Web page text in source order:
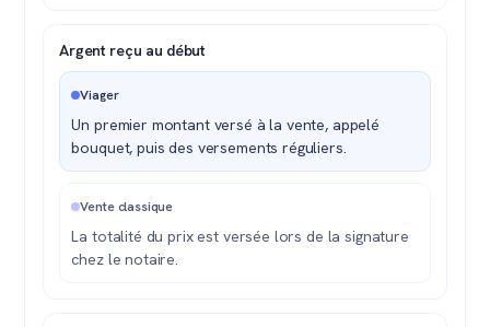
Argent reçu au début
Viager
Un premier montant versé à la vente, appelé
bouquet, puis des versements réguliers.
Vente classique
La totalité du prix est versée lors de la signature
chez le notaire.